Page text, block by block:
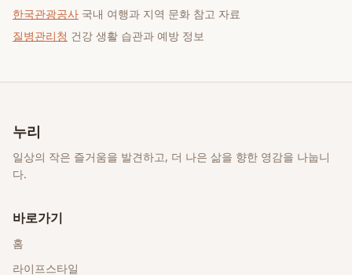
한국관광공사 국내 여행과 지역 문화 참고 자료
질병관리청 건강 생활 습관과 예방 정보
누리
일상의 작은 즐거움을 발견하고, 더 나은 삶을 향한 영감을 나눕니
다.
바로가기
홈
라이프스타일